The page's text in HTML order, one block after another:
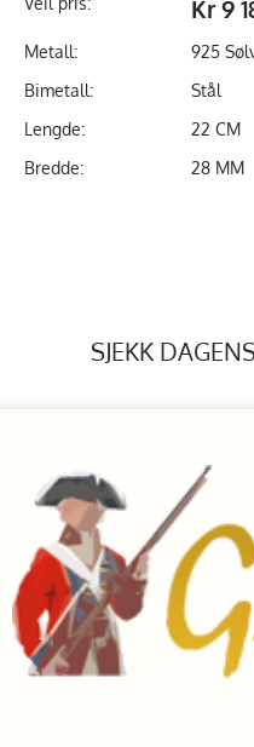
Kr 9
Metall:
925
Bimetall:
Stål
Lengde:
22 CM
Bredde:
28 MM
SJEKK